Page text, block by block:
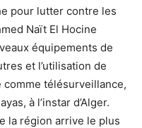
pour lutter contre les
Naït El Hocine
équipements de
et l’utilisation de
télésurveillance,
à l’instar d’Alger.
la région arrive le plus